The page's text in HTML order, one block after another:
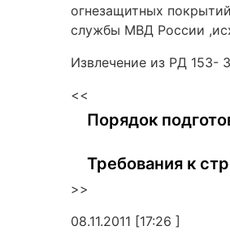
огнезащитных
службы МВД России
Извлечение из РД 153-
<<
Порядок
Требования к
>>
08.11.2011 [17:26 ]